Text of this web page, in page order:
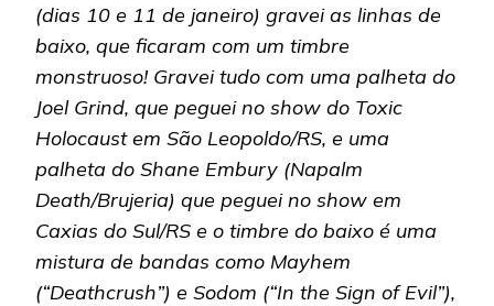
(dias 10 e 11 de janeiro) gravei as linhas de
baixo, que ficaram com um timbre
monstruoso! Gravei tudo com uma palheta do
Joel Grind, que peguei no show do Toxic
Holocaust em São Leopoldo/RS, e uma
palheta do Shane Embury (Napalm
Death/Brujeria) que peguei no show em
Caxias do Sul/RS e o timbre do baixo é uma
mistura de bandas como Mayhem
(“Deathcrush”) e Sodom (“In the Sign of Evil”),